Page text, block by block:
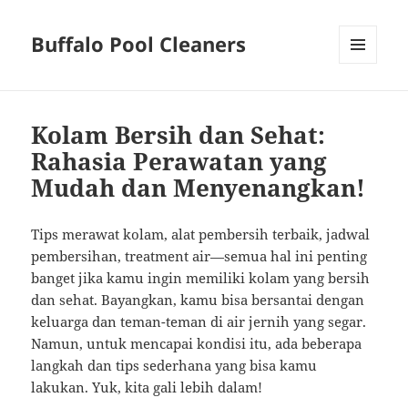
Buffalo Pool Cleaners
Kolam Bersih dan Sehat:
Rahasia Perawatan yang
Mudah dan Menyenangkan!
Tips merawat kolam, alat pembersih terbaik, jadwal
pembersihan, treatment air—semua hal ini penting
banget jika kamu ingin memiliki kolam yang bersih
dan sehat. Bayangkan, kamu bisa bersantai dengan
keluarga dan teman-teman di air jernih yang segar.
Namun, untuk mencapai kondisi itu, ada beberapa
langkah dan tips sederhana yang bisa kamu
lakukan. Yuk, kita gali lebih dalam!